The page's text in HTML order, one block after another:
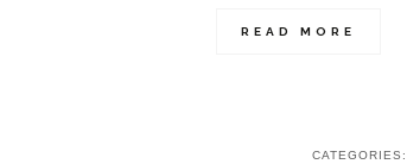
READ MORE
CATEGORIES: